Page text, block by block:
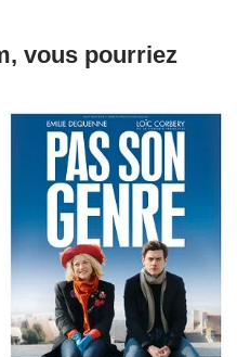
vous pourriez